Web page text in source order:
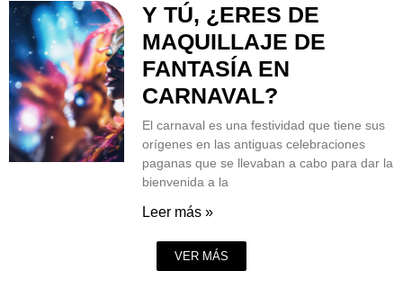
Y TÚ, ¿ERES DE
MAQUILLAJE DE
FANTASÍA EN
CARNAVAL?
El carnaval es una festividad que tiene sus
orígenes en las antiguas celebraciones
paganas que se llevaban a cabo para dar la
bienvenida a la
Leer más »
VER MÁS